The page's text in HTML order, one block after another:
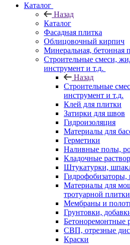
Каталог
Назад
Каталог
Фасадная плитка
Облицовочный кирпич
Минеральная, бетонная
Строительные смеси,
инструмент и т.д.
Назад
Строительные
инструмент и т.д.
Клей для плитки
Затирки для швов
Гидроизоляция
Материалы для
Герметики
Наливные полы,
Кладочные
Штукатурки,
Гидрофобизаторы,
Материалы для
тротуарной плитки
Мембраны и
Грунтовки,
Бетоноремонтные
СВП, отрезные
Краски